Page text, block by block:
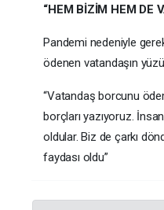
“HEM BİZİM HEM DE
Pandemi nedeniyle
ödenen vatandaşın
“Vatandaş borcunu
borçları yazıyoruz.
oldular. Biz de çarkı
faydası oldu”